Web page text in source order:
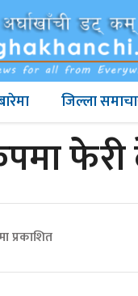
जिल्ला
प्रकाशित